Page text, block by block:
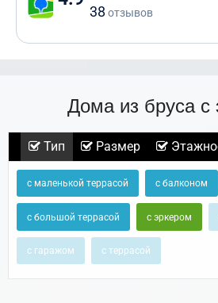
38 отзывов
Дома из бруса с
Тип Размер
с маленькой террасой с балконом
с большой террасой с эркером
с гаражом с террасой